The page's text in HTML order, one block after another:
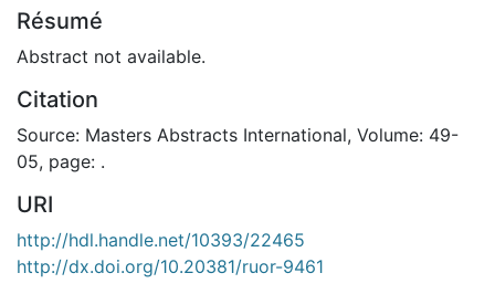
Résumé
Abstract not available.
Citation
Source: Masters Abstracts International, Volume: 49-
05, page: .
URI
http://hdl.handle.net/10393/22465
http://dx.doi.org/10.20381/ruor-9461